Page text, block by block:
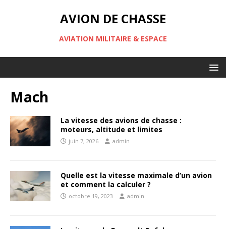
AVION DE CHASSE
AVIATION MILITAIRE & ESPACE
Mach
La vitesse des avions de chasse :
moteurs, altitude et limites
juin 7, 2026 admin
Quelle est la vitesse maximale d’un avion
et comment la calculer ?
octobre 19, 2023 admin